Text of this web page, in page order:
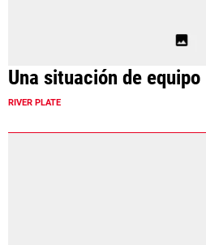
Una situación de equipo
RIVER PLATE